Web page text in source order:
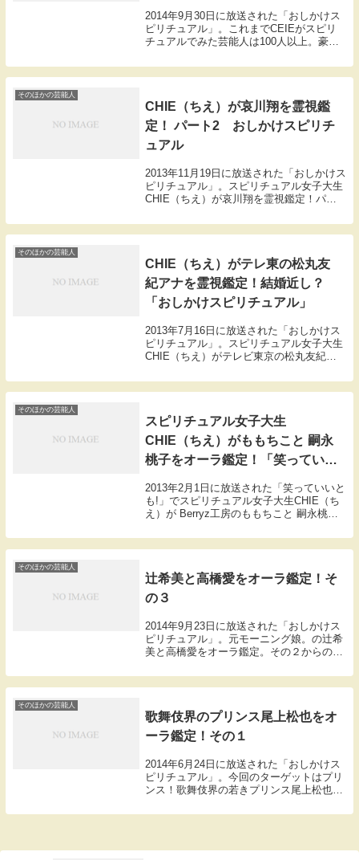
2014年9月30日に放送された「おしかけス
ピリチュアル」。これまでCEIEがスピリ
チュアルでみた芸能人は100人以上。豪華
思った名シーンを厳選して送りします。限
界ギリギリの未公開トークも。3人の
そのほかの芸能人
CHIE（ちえ）が哀川翔を霊視鑑
定！ パート2 おしかけスピリチ
ュアル
2013年11月19日に放送された「おしかけス
ピリチュアル」。スピリチュアル女子大生
CHIE（ちえ）が哀川翔を霊視鑑定！パー
に。CHIE「オーラがダダ漏れなんです
よ。」哀川翔「それってさ、漏れていい
そのほかの芸能人
CHIE（ちえ）がテレ東の松丸友
紀アナを霊視鑑定！結婚近し？
「おしかけスピリチュアル」
2013年7月16日に放送された「おしかけス
ピリチュアル」。スピリチュアル女子大生
CHIE（ちえ）がテレビ東京の松丸友紀ア
ラエティイ番組「ゴッドタン」の収録現場
を直撃したCHIEは、おぎやはぎのスピリ
そのほかの芸能人
スピリチュアル女子大生
CHIE（ちえ）がももちこと 嗣永
桃子をオーラ鑑定！「笑っていい
2013年2月1日に放送された「笑っていいと
も!」でスピリチュアル女子大生CHIE（ち
え）が Berryz工房のももちこと 嗣永桃子
します。「許してにゃん」などのきめ台詞
を使うアイドルグループ・ベリーズ...
そのほかの芸能人
辻希美と高橋愛をオーラ鑑定！そ
の３
2014年9月23日に放送された「おしかけス
ピリチュアル」。元モーニング娘。の辻希
美と高橋愛をオーラ鑑定。その２からの続
しての資質を見抜くという。岡田「辻ちゃ
んのオーラはこちらです。」【辻希美のオ
そのほかの芸能人
歌舞伎界のプリンス尾上松也をオ
ーラ鑑定！その１
2014年6月24日に放送された「おしかけス
ピリチュアル」。今回のターゲットはプリ
ンス！歌舞伎界の若きプリンス尾上松也。
レンダーは即完売してしまったという。カ